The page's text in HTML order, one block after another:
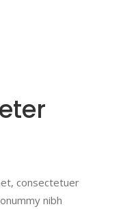
consectetuer
nibh